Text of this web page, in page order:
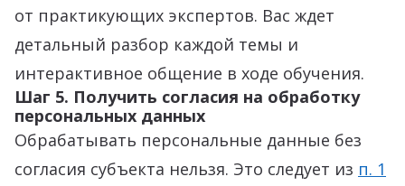
от практикующих экспертов. Вас ждет
детальный разбор каждой темы и
интерактивное общение в ходе обучения.
Шаг 5. Получить согласия на обработку
персональных данных
Обрабатывать персональные данные без
согласия субъекта нельзя. Это следует из п. 1